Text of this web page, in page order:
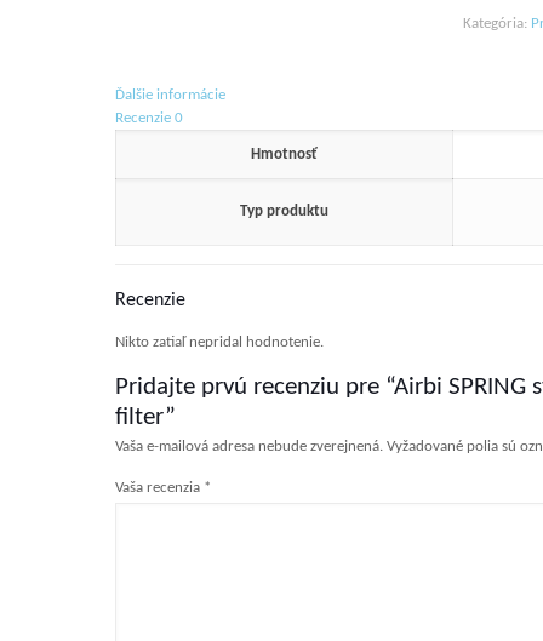
Kategória:
Ďalšie informácie
Recenzie 0
Hmotnosť
Typ produktu
Recenzie
Nikto zatiaľ nepridal hodnotenie.
Pridajte prvú recenziu pre “Airbi
filter”
Vaša e-mailová adresa nebude zverejnená. Vyžadované polia sú
Vaša recenzia *